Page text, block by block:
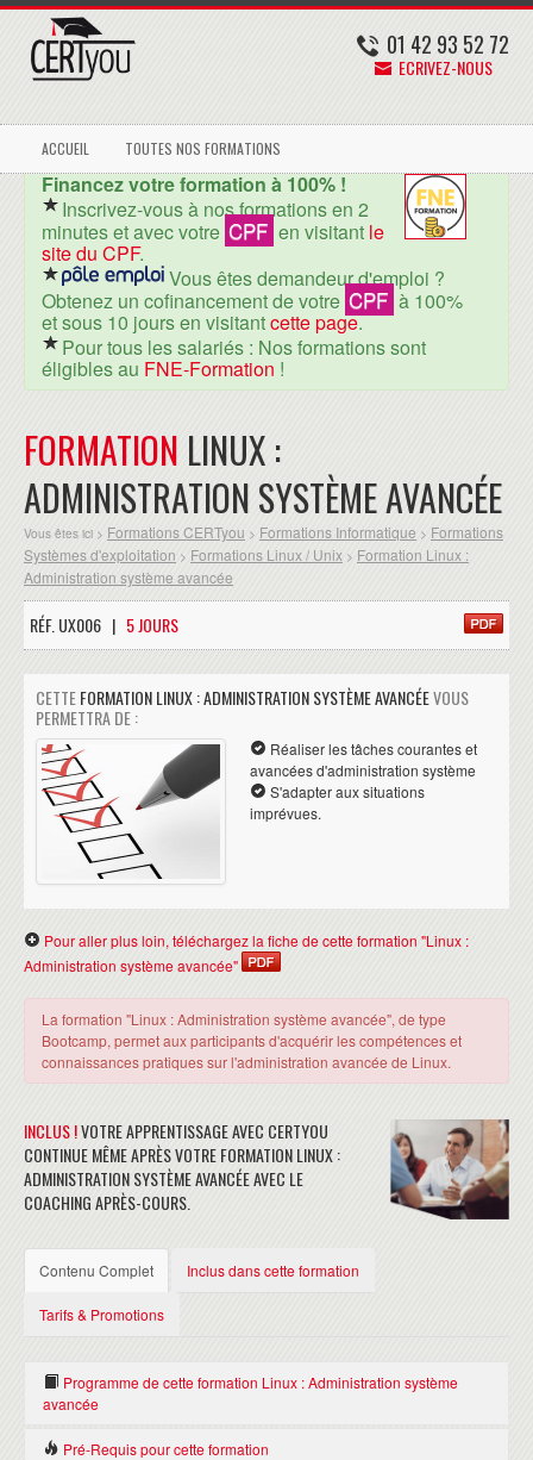
01 42 93 52 72
ECRIVEZ-NOUS
ACCUEIL TOUTES NOS FORMATIONS
Financez votre formation à 100% !
Inscrivez-vous à nos formations en 2
minutes et avec votre CPF en visitant le
site du CPF.
Vous êtes demandeur d'emploi ?
Obtenez un cofinancement de votre CPF à 100%
et sous 10 jours en visitantcette page.
Pour tous les salariés : Nos formations sont
éligibles au FNE-Formation !
FORMATION LINUX :
ADMINISTRATION SYSTÈME AVANCÉE
Vous êtes ici > Formations CERTyou > Formations Informatique > Formations
Systèmes d'exploitation > Formations Linux / Unix > Formation Linux :
Administration système avancée
RÉF. UX006 | 5 JOURS
CETTEFORMATION LINUX : ADMINISTRATION SYSTÈME AVANCÉEVOUS
PERMETTRA DE :
Réaliser les tâches courantes et
avancées d'administration système
S'adapter aux situations
imprévues.
Pour aller plus loin, téléchargez la fiche de cette formation "Linux :
Administration système avancée"
La formation "Linux : Administration système avancée", de type
Bootcamp, permet aux participants d'acquérir les compétences et
connaissances pratiques sur l'administration avancée de Linux.
INCLUS !VOTRE APPRENTISSAGE AVEC CERTYOU
CONTINUE MÊME APRÈS VOTRE FORMATION LINUX :
ADMINISTRATION SYSTÈME AVANCÉE AVEC LE
COACHING APRÈS-COURS.
Contenu Complet Inclus dans cette formation
Tarifs & Promotions
Programme de cette formation Linux : Administration système
avancée
Tour d'horizon des commandes de base nécessaires à la
Pré-Requis pour cette formation